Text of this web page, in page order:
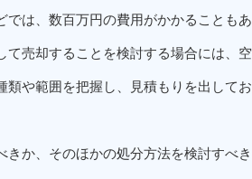
は、数百万円の費用がかかることもあ
て売却することを検討する場合には、
類や範囲を把握し、見積もりを出して
きか、そのほかの処分方法を検討すべ